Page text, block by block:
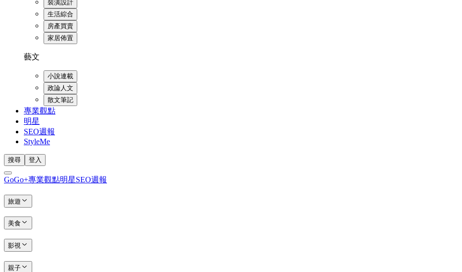
裝潢設計
生活綜合
房產買賣
家居佈置
藝文
小說連載
政論人文
散文筆記
專業觀點
明星
SEO週報
StyleMe
搜尋 登入
GoGo+專業觀點明星SEO週報
旅遊
美食
影視
親子